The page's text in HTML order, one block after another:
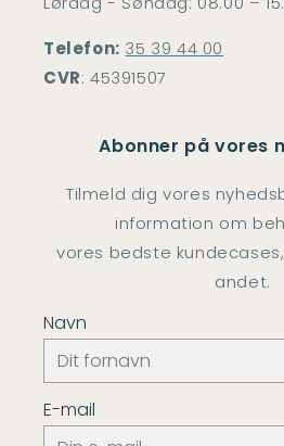
Telefon: 35 39 44 00
CVR: 45391507
Abonner på vores
Tilmeld dig vores
information om
vores bedste
andet.
Navn
E-mail